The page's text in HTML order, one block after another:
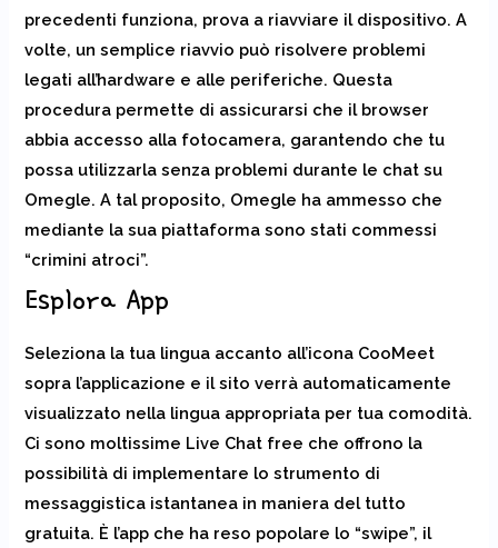
precedenti funziona, prova a riavviare il dispositivo. A
volte, un semplice riavvio può risolvere problemi
legati all’hardware e alle periferiche. Questa
procedura permette di assicurarsi che il browser
abbia accesso alla fotocamera, garantendo che tu
possa utilizzarla senza problemi durante le chat su
Omegle. A tal proposito, Omegle ha ammesso che
mediante la sua piattaforma sono stati commessi
“crimini atroci”.
Esplora App
Seleziona la tua lingua accanto all’icona CooMeet
sopra l’applicazione e il sito verrà automaticamente
visualizzato nella lingua appropriata per tua comodità.
Ci sono moltissime Live Chat free che offrono la
possibilità di implementare lo strumento di
messaggistica istantanea in maniera del tutto
gratuita. È l’app che ha reso popolare lo “swipe”, il